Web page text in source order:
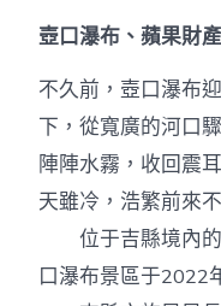
壺口瀑布、蘋果財
不久前，壺口瀑布
下，從寬廣的河口
陣陣水霧，收回震
天雖冷，浩繁前來
位于吉縣境內的
口瀑布景區于2022